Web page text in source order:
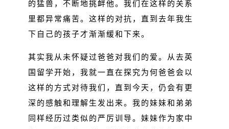
的猛兽，不断地挑衅他。我们在这样的关系
里都异常痛苦。这样的对抗，直到去年我生
下自己的孩子才渐渐缓和下来。
其实我从未怀疑过爸爸对我们的爱。从去英
国留学开始，我就一直在探究为何爸爸会以
这样的方式对待我们，直到今天，仍会有更
深的感触和理解生发出来。我的妹妹和弟弟
同样经历过类似的严厉训导。妹妹作为家中